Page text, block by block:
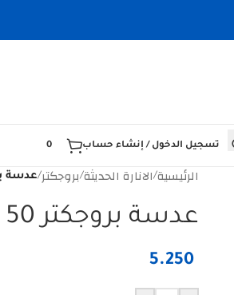
تسجيل الدخول / إنشاء حساب 0
الرئيسية/الانارة الحديثة/بروجكتر/عدسة
عدسة بروجكتر 50 واط شمسي
5.250